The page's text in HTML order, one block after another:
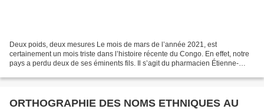
Deux poids, deux mesures Le mois de mars de l’année 2021, est
certainement un mois triste dans l’histoire récente du Congo. En effet, notre
pays a perdu deux de ses éminents fils. Il s’agit du pharmacien Étienne-
ORTHOGRAPHIE DES NOMS ETHNIQUES AU